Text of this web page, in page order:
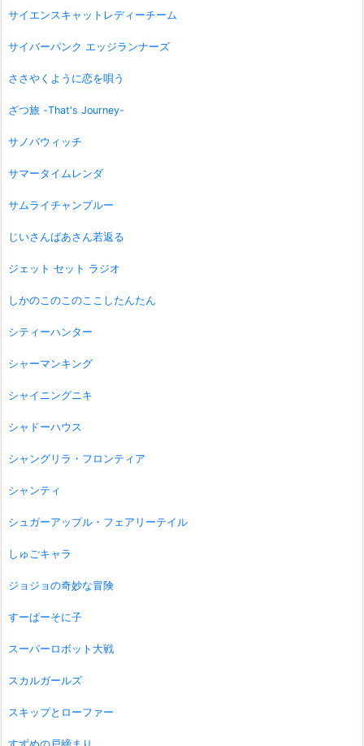
サイエンスキャットレディーチーム
サイバーパンク エッジランナーズ
ささやくように恋を唄う
ざつ旅 -That's Journey-
サノバウィッチ
サマータイムレンダ
サムライチャンプルー
じいさんばあさん若返る
ジェット セット ラジオ
しかのこのこのここしたんたん
シティーハンター
シャーマンキング
シャイニングニキ
シャドーハウス
シャングリラ・フロンティア
シャンティ
シュガーアップル・フェアリーテイル
しゅごキャラ
ジョジョの奇妙な冒険
すーぱーそに子
スーパーロボット大戦
スカルガールズ
スキップとローファー